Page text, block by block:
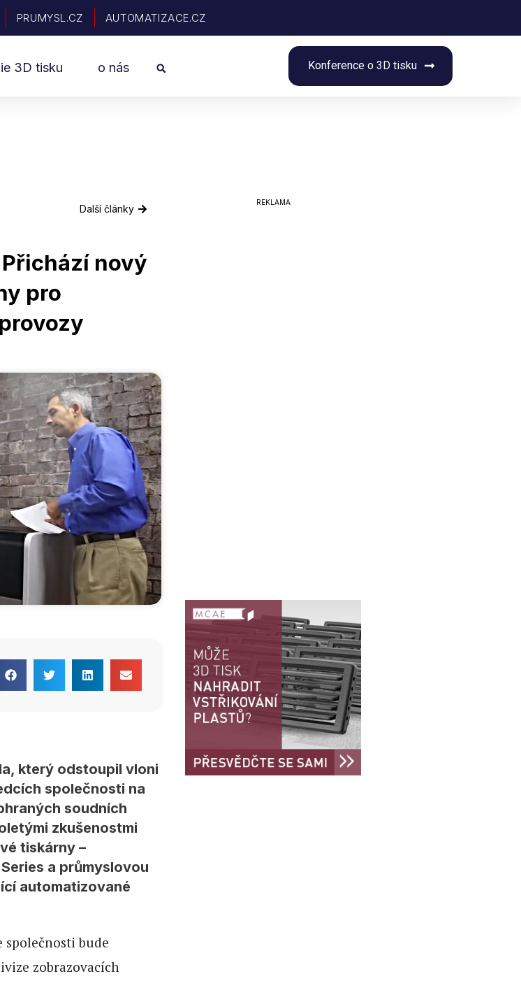
PRUMYSL.CZ AUTOMATIZACE.CZ
3D tisku o nás Konference o 3D tisku
Další články
nový
pro
který odstoupil vloni
společnosti na
soudních
zkušenostmi
tiskárny –
a průmyslovou
automatizované
bude
zobrazovacích
REKLAMA